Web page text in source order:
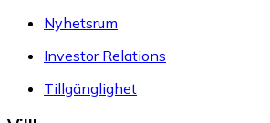
Nyhetsrum
Investor Relations
Tillgänglighet